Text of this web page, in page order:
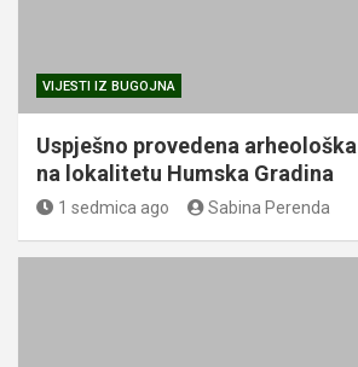
VIJESTI IZ BUGOJNA
Uspješno provedena
na lokalitetu Humska Gradina
1 sedmica ago Sabina Perenda